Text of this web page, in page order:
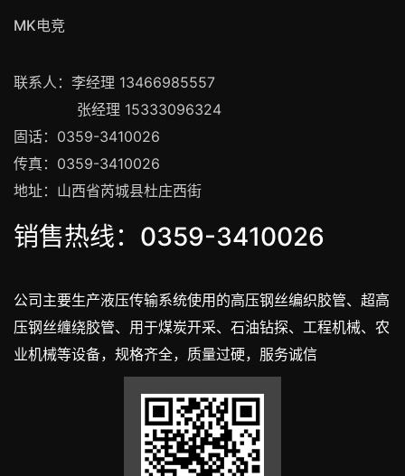
MK电竞
联系人：李经理 13466985557
张经理 15333096324
固话：0359-3410026
传真：0359-3410026
地址：山西省芮城县杜庄西街
销售热线：0359-3410026
公司主要生产液压传输系统使用的高压钢丝编织胶管、超高
压钢丝缠绕胶管、用于煤炭开采、石油钻探、工程机械、农
业机械等设备，规格齐全，质量过硬，服务诚信